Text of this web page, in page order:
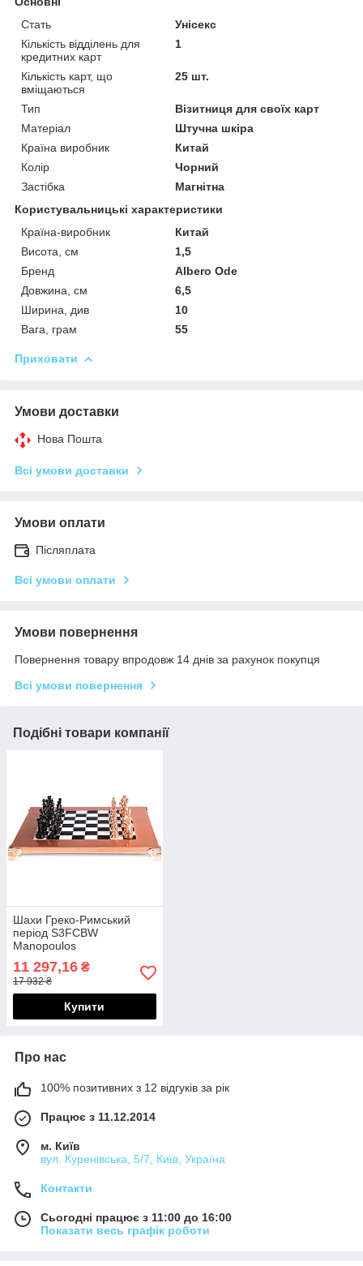
Стать
Унісекс
Кількість відділень для
кредитних карт
1
Кількість карт, що
вміщаються
25 шт.
Тип
Візитниця для своїх карт
Матеріал
Штучна шкіра
Країна виробник
Китай
Колір
Чорний
Застібка
Магнітна
Користувальницькі характеристики
Країна-виробник
Китай
Висота, см
1,5
Бренд
Albero Ode
Довжина, см
6,5
Ширина, див
10
Вага, грам
55
Приховати
Умови доставки
Нова Пошта
Всі умови доставки
Умови оплати
Післяплата
Всі умови оплати
Умови повернення
Повернення товару впродовж 14 днів за рахунок покупця
Всі умови повернення
Подібні товари компанії
Шахи Греко-Римський
період S3FCBW
Manopoulos
11 297,16 ₴
17 932 ₴
Купити
Про нас
100% позитивних з 12 відгуків за рік
Працює з 11.12.2014
м. Київ
вул. Куренівська, 5/7, Київ, Україна
Контакти
Сьогодні працює з 11:00 до 16:00
Показати весь графік роботи